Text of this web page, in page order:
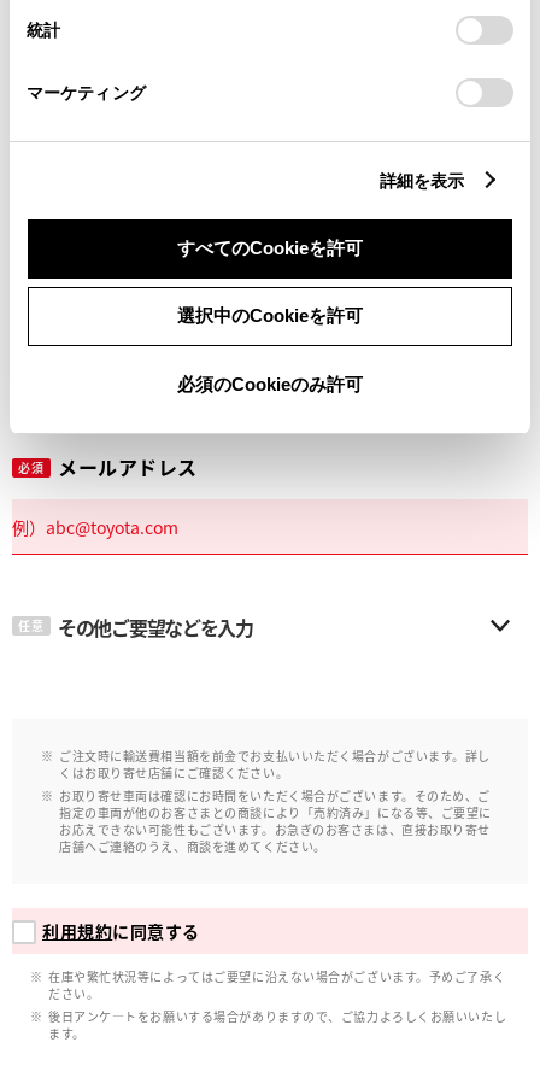
設定の変更、同意を撤回したりするにあたっては、当社の
「Cookie（クッキー）情報の取り扱いについて
」をご覧くだ
統計
マーケティング
詳細を表示
すべてのCookieを許可
選択中のCookieを許可
必須のCookieのみ許可
丁目番地
必須 メールアドレス
任意 その他ご要望などを入力
ご注文時に輸送費相当額を前金でお支払いいただく場合がございます。詳し
くはお取り寄せ店舗にご確認ください。
お取り寄せ車両は確認にお時間をいただく場合がございます。そのため、ご
指定の車両が他のお客さまとの商談により「売約済み」になる等、ご要望に
お応えできない可能性もございます。お急ぎのお客さまは、直接お取り寄せ
店舗へご連絡のうえ、商談を進めてください。
利用規約に同意する
在庫や繁忙状況等によってはご要望に沿えない場合がございます。予めご了承く
ださい。
後日アンケ―トをお願いする場合がありますので、ご協力よろしくお願いいたし
ます。